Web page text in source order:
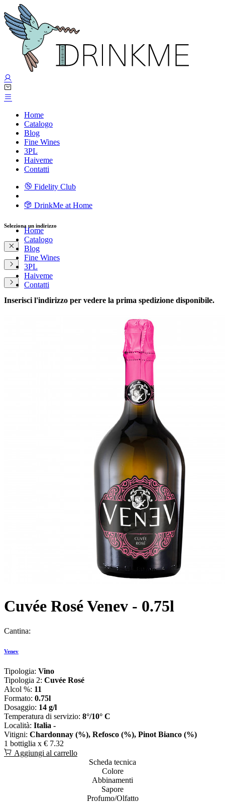
Home
Catalogo
Blog
Fine Wines
3PL
Haiveme
Contatti
Fidelity Club
DrinkMe at Home
Home
Catalogo
Blog
Fine Wines
3PL
Haiveme
Contatti
Seleziona un indirizzo
Inserisci l'indirizzo per vedere la prima spedizione disponibile.
Cuvée Rosé Venev - 0.75l
Cantina:
Venev
Tipologia: Vino
Tipologia 2: Cuvée Rosé
Alcol %: 11
Formato: 0.75l
Dosaggio: 14 g/l
Temperatura di servizio: 8°/10° C
Località: Italia -
Vitigni: Chardonnay (%), Refosco (%), Pinot Bianco (%)
1 bottiglia x € 7.32
Aggiungi al carrello
Scheda tecnica
Colore
Abbinamenti
Sapore
Profumo/Olfatto